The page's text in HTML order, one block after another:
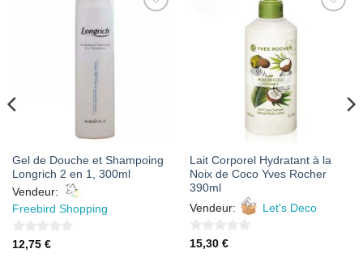
Gel de Douche et Shampoing
Longrich 2 en 1, 300ml
Vendeur:
Freebird Shopping
0
12,75 €
AJOUTER
FAVORIS
Lait Corporel Hydratant à la
Noix de Coco Yves Rocher
390ml
Vendeur:
Let's Deco
0
15,30 €